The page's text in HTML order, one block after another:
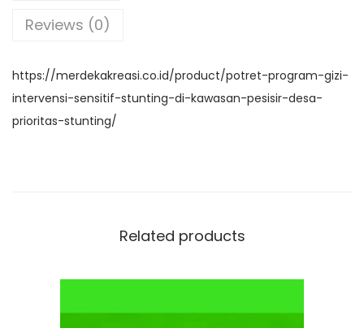
o
o
k
p m
Reviews (0)
https://merdekakreasi.co.id/product/potret-program-gizi-
intervensi-sensitif-stunting-di-kawasan-pesisir-desa-
prioritas-stunting/
Related products